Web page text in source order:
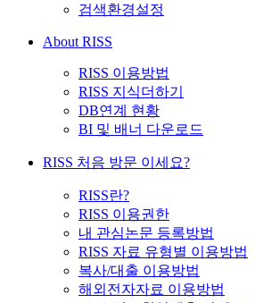
검색환경설정
About RISS
RISS 이용방법
RISS 지식더하기
DB연계 현황
BI 및 배너 다운로드
RISS 처음 방문 이세요?
RISS란?
RISS 이용권한
내 관심논문 등록방법
RISS 자료 유형별 이용방법
복사/대출 이용방법
해외전자자료 이용방법